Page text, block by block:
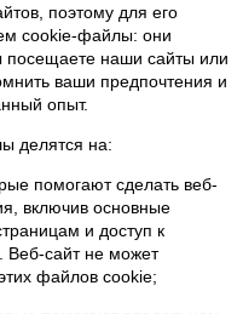
поэтому для его
cookie-файлы: они
посещаете наши сайты или
ваши предпочтения и
опыт.
делятся на:
помогают сделать веб-
включив основные
и доступ к
сайт не может
файлов cookie;